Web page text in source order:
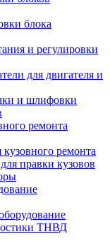
блока
и регулировки
для двигателя и
и шлифовки
ремонта
ремонта
правки кузовов
ТНВД